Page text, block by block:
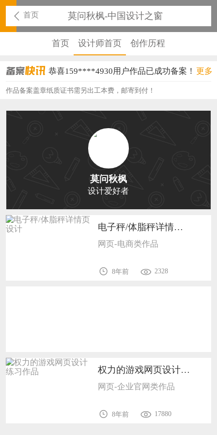
首页 莫问秋枫-中国设计之窗
首页 设计师首页 创作历程
恭喜159****4930用户作品已成功备案！
恭喜150****6483用户作品已成功备案！
恭喜131****2473用户作品已成功备案！
恭喜159****4201用户作品已成功备案！
恭喜133****6466用户作品已成功备案！
恭喜131****1475用户作品已成功备案！
恭喜133****8874用户作品已成功备案！
恭喜138****8638用户作品已成功备案！
恭喜133****9020用户作品已成功备案！
恭喜136****9807用户作品已成功备案！
更多
作品备案盖章纸质证书需另出工本费，邮寄到付！
莫问秋枫
设计爱好者
电子秤/体脂秤详情页设计1203
网页-电商类作品
8年前 2328
权力的游戏网页设计练习作品1201
网页-企业官网类作品
8年前 17880